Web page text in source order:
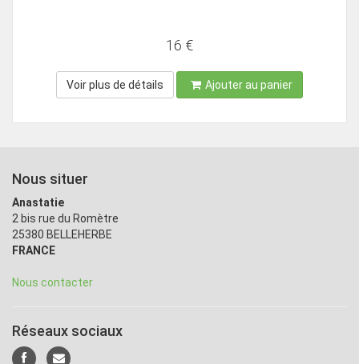
16 €
Voir plus de détails Ajouter au panier
Nous situer
Anastatie
2 bis rue du Romètre
25380 BELLEHERBE
FRANCE
Nous contacter
Réseaux sociaux